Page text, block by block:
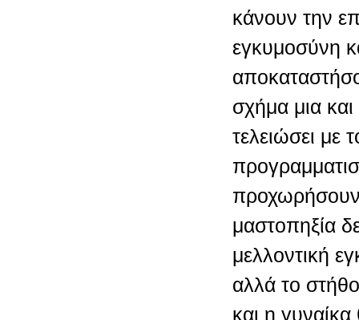
κάνουν την
εγκυμοσύνη
σχήμα μια
τελειώσει με
μαστοπηξία
μελλοντική
αλλά το
και η γυναίκα